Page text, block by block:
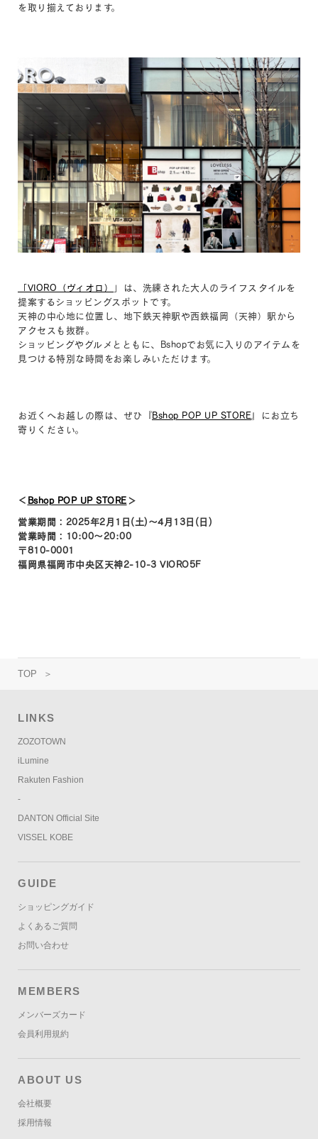
を取り揃えております。
「VIORO（ヴィオロ）
」は、洗練された大人のライフスタイルを
提案するショッピングスポットです。
天神の中心地に位置し、地下鉄天神駅や西鉄福岡（天神）駅から
アクセスも抜群。
ショッピングやグルメとともに、Bshopでお気に入りのアイテムを
見つける特別な時間をお楽しみいただけます。
お近くへお越しの際は、ぜひ『Bshop POP UP STORE 』にお立ち
寄りください。
＜ Bshop POP UP STORE ＞
営業期間：2025年2月1日(土)〜4月13日(日)
営業時間：10:00～20:00
〒810-0001
福岡県福岡市中央区天神2-10-3 VIORO5F
TOP ＞
LINKS
ZOZOTOWN
iLumine
Rakuten Fashion
-
DANTON Official Site
VISSEL KOBE
GUIDE
ショッピングガイド
よくあるご質問
お問い合わせ
MEMBERS
メンバーズカード
会員利用規約
ABOUT US
会社概要
採用情報